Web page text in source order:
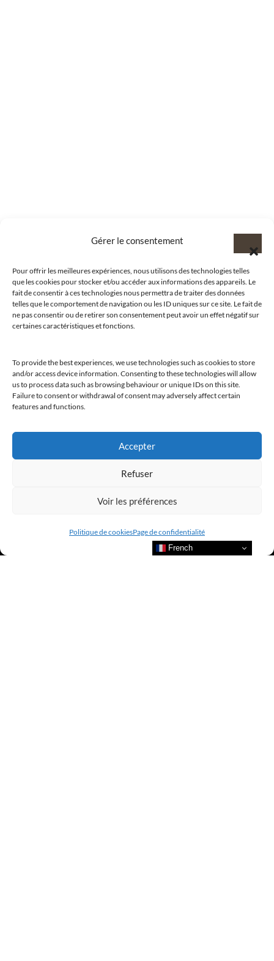
Gérer le consentement
Pour offrir les meilleures expériences, nous utilisons des technologies telles
que les cookies pour stocker et/ou accéder aux informations des appareils. Le
fait de consentir à ces technologies nous permettra de traiter des données
telles que le comportement de navigation ou les ID uniques sur ce site. Le fait de
ne pas consentir ou de retirer son consentement peut avoir un effet négatif sur
certaines caractéristiques et fonctions.
To provide the best experiences, we use technologies such as cookies to store
and/or access device information. Consenting to these technologies will allow
us to process data such as browsing behaviour or unique IDs on this site.
Failure to consent or withdrawal of consent may adversely affect certain
features and functions.
Accepter
Refuser
Voir les préférences
Politique de cookiesPage de confidentialité
@clubamilcar
LUXURY SELECTIONS BY CLUB AMILCAR
French